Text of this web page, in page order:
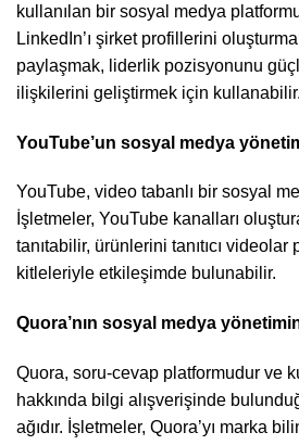
kullanılan bir sosyal medya
LinkedIn’ı şirket profillerini
paylaşmak, liderlik pozisyonunu
ilişkilerini geliştirmek için kullanabilir.
YouTube’un sosyal medya
YouTube, video tabanlı bir sosyal
İşletmeler, YouTube kanalları
tanıtabilir, ürünlerini tanıtıcı
kitleleriyle etkileşimde bulunabilir.
Quora’nın sosyal medya
Quora, soru-cevap platformudur ve
hakkında bilgi alışverişinde
ağıdır. İşletmeler, Quora’yı marka